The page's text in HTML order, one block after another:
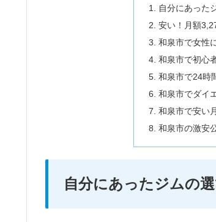
自分にあった
安い！月額
和泉市で女性
和泉市で初心
和泉市で24時
和泉市でダイ
和泉市で安い
和泉市の激安
自分にあったジムの